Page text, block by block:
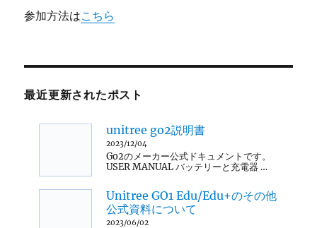
参加方法はこちら
最近更新されたポスト
unitree go2説明書
2023/12/04
Go2のメーカー公式ドキュメントです。
USER MANUAL バッテリーと充電器 …
Unitree GO1 Edu/Edu+のその他
公式資料について
2023/06/02